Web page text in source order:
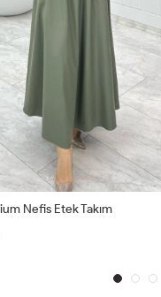
Nefis Etek Takım